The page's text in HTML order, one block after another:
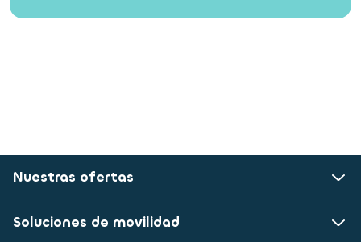
Nuestras ofertas
Soluciones de movilidad